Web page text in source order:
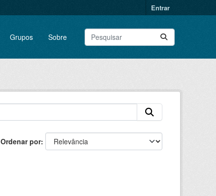
Entrar
Grupos Sobre
Ordenar por